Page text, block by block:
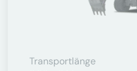
Transportlänge